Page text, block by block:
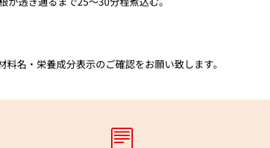
名・栄養成分表示のご確認をお願い致します。